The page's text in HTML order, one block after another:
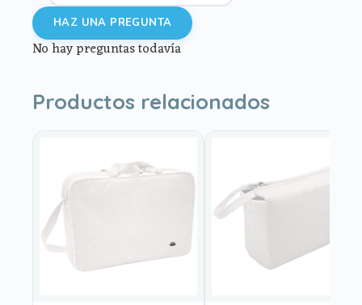
HAZ UNA PREGUNTA
No hay preguntas todavía
Productos relacionados
múltiples
variantes.
Las
opciones